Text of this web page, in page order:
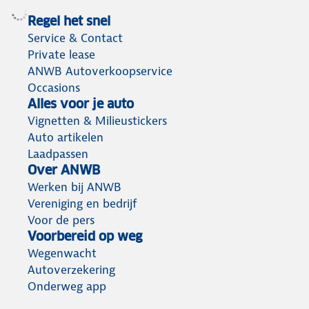
Regel het snel
Service & Contact
Private lease
ANWB Autoverkoopservice
Occasions
Alles voor je auto
Vignetten & Milieustickers
Auto artikelen
Laadpassen
Over ANWB
Werken bij ANWB
Vereniging en bedrijf
Voor de pers
Voorbereid op weg
Wegenwacht
Autoverzekering
Onderweg app